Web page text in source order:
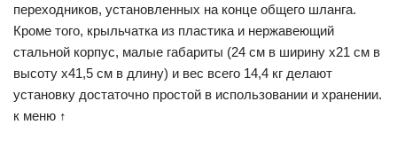
переходников, установленных на конце общего шланга.
Кроме того, крыльчатка из пластика и нержавеющий
стальной корпус, малые габариты (24 см в ширину х21 см в
высоту х41,5 см в длину) и вес всего 14,4 кг делают
установку достаточно простой в использовании и хранении.
к меню ↑